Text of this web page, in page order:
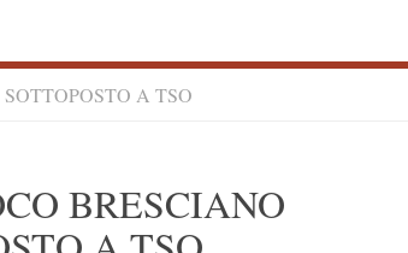
A TSO
BRESCIANO